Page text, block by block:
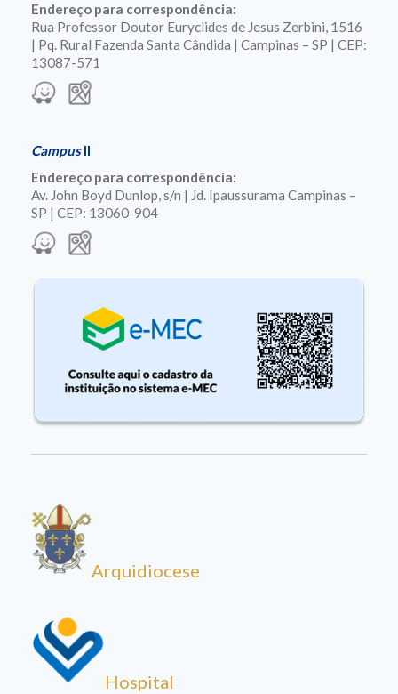
Endereço para correspondência:
Rua Professor Doutor Euryclides de Jesus Zerbini, 1516
| Pq. Rural Fazenda Santa Cândida | Campinas – SP | CEP:
13087-571
CampusII
Endereço para correspondência:
Av. John Boyd Dunlop, s/n | Jd. Ipaussurama Campinas –
SP | CEP: 13060-904
Arquidiocese
Hospital